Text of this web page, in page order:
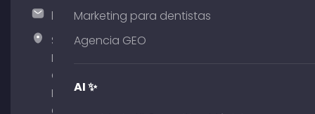
hallo@timospecht.de
Specht
Marketing
GmbH –
Palais am
Obelisk
Marketing para dentistas
Agencia GEO
AI ✨